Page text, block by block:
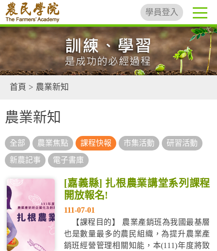
學員登入
首頁 > 農業新知
農業新知
全部 農業焦點 課程快報 市集活動 研習活動
新農記事 電子書庫
[嘉義縣] 扎根農業講堂系列課程
開放報名!
111-07-01
【課程目的】 農業產銷班為我國最基層
也是數量最多的農民組織，為提升農業產
銷班經營管理相關知能，本(111)年度將致